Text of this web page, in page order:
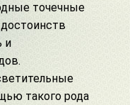
точечные
и
такого рода